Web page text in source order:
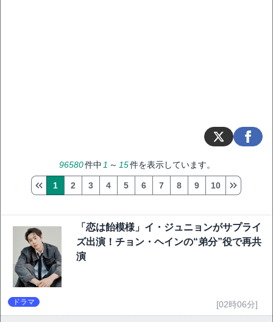
96580件中 1 ～ 15件を表示しています。
1 2 3 4 5 6 7 8 9 10
「恋は飴模様」イ・ジュニョンがサプライ
ズ出演！チョン・ヘインの“弟分”役で再共
演
ドラマ [02時06分]